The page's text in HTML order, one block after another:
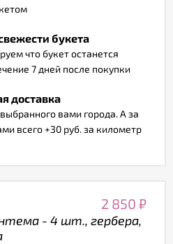
букета
что букет останется
7 дней после покупки
доставка
вами города. А за
всего +30 руб. за километр
2 850 ₽
- 4 шт., гербера,